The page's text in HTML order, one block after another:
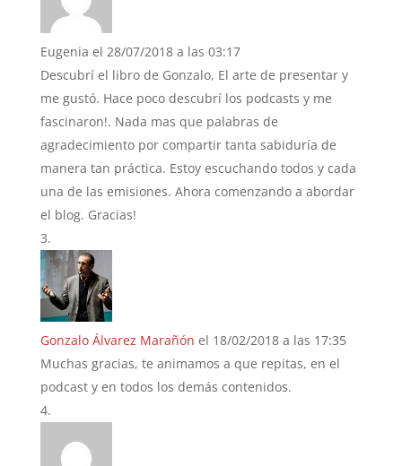
Eugenia el 28/07/2018 a las 03:17
Descubrí el libro de Gonzalo, El arte de presentar y
me gustó. Hace poco descubrí los podcasts y me
fascinaron!. Nada mas que palabras de
agradecimiento por compartir tanta sabiduría de
manera tan práctica. Estoy escuchando todos y cada
una de las emisiones. Ahora comenzando a abordar
el blog. Gracias!
Gonzalo Álvarez Marañón el 18/02/2018 a las 17:35
Muchas gracias, te animamos a que repitas, en el
podcast y en todos los demás contenidos.